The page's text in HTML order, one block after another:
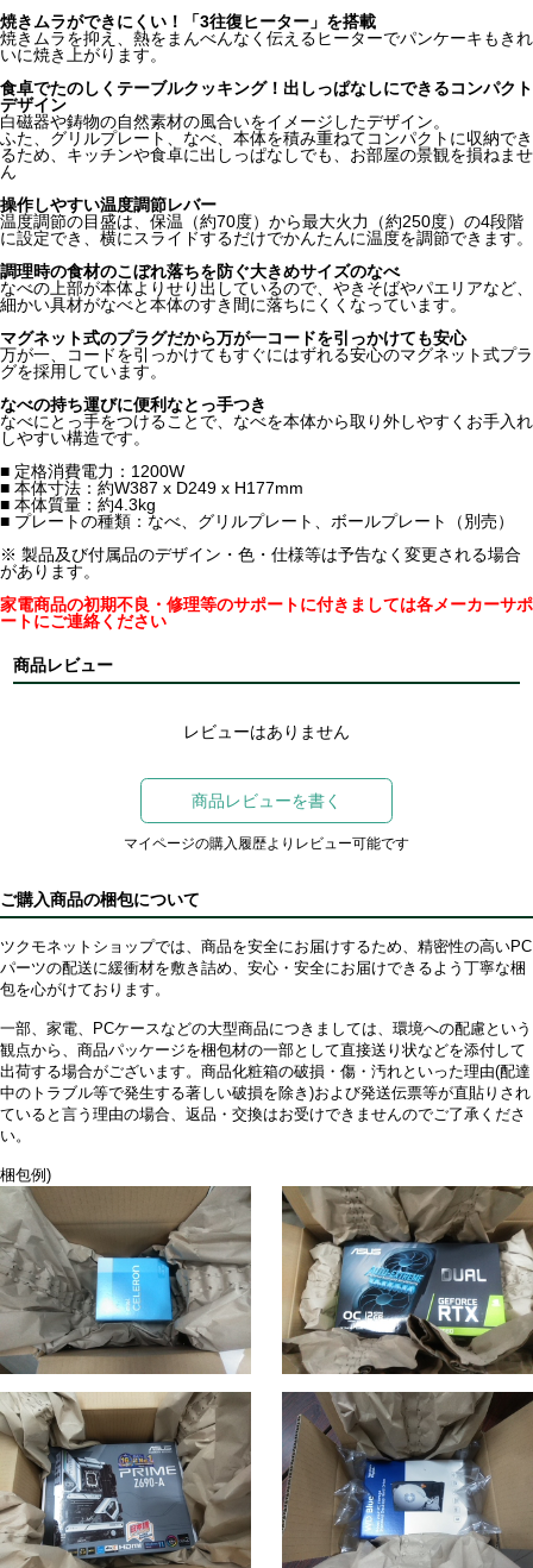
焼きムラができにくい！「3往復ヒーター」を搭載
焼きムラを抑え、熱をまんべんなく伝えるヒーターでパンケーキもきれ
いに焼き上がります。
食卓でたのしくテーブルクッキング！出しっぱなしにできるコンパクト
デザイン
白磁器や鋳物の自然素材の風合いをイメージしたデザイン。
ふた、グリルプレート、なべ、本体を積み重ねてコンパクトに収納でき
るため、キッチンや食卓に出しっぱなしでも、お部屋の景観を損ねませ
ん
操作しやすい温度調節レバー
温度調節の目盛は、保温（約70度）から最大火力（約250度）の4段階
に設定でき、横にスライドするだけでかんたんに温度を調節できます。
調理時の食材のこぼれ落ちを防ぐ大きめサイズのなべ
なべの上部が本体よりせり出しているので、やきそばやパエリアなど、
細かい具材がなべと本体のすき間に落ちにくくなっています。
マグネット式のプラグだから万が一コードを引っかけても安心
万が一、コードを引っかけてもすぐにはずれる安心のマグネット式プラ
グを採用しています。
なべの持ち運びに便利なとっ手つき
なべにとっ手をつけることで、なべを本体から取り外しやすくお手入れ
しやすい構造です。
■ 定格消費電力：1200W
■ 本体寸法：約W387 x D249 x H177mm
■ 本体質量：約4.3kg
■ プレートの種類：なべ、グリルプレート、ボールプレート（別売）
※ 製品及び付属品のデザイン・色・仕様等は予告なく変更される場合
があります。
家電商品の初期不良・修理等のサポートに付きましては各メーカーサポ
ートにご連絡ください
商品レビュー
レビューはありません
商品レビューを書く
マイページの購入履歴よりレビュー可能です
ご購入商品の梱包について
ツクモネットショップでは、商品を安全にお届けするため、精密性の高いPC
パーツの配送に緩衝材を敷き詰め、安心・安全にお届けできるよう丁寧な梱
包を心がけております。
一部、家電、PCケースなどの大型商品につきましては、環境への配慮という
観点から、商品パッケージを梱包材の一部として直接送り状などを添付して
出荷する場合がございます。商品化粧箱の破損・傷・汚れといった理由(配達
中のトラブル等で発生する著しい破損を除き)および発送伝票等が直貼りされ
ていると言う理由の場合、返品・交換はお受けできませんのでご了承くださ
い。
梱包例)